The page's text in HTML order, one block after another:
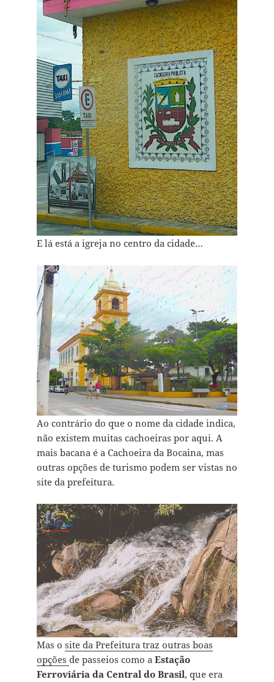
E lá está a igreja no centro da cidade…
Ao contrário do que o nome da cidade indica,
não existem muitas cachoeiras por aqui. A
mais bacana é a Cachoeira da Bocaina, mas
outras opções de turismo podem ser vistas no
site da prefeitura.
Mas o site da Prefeitura traz outras boas
opções de passeios como a Estação
Ferroviária da Central do Brasil, que era